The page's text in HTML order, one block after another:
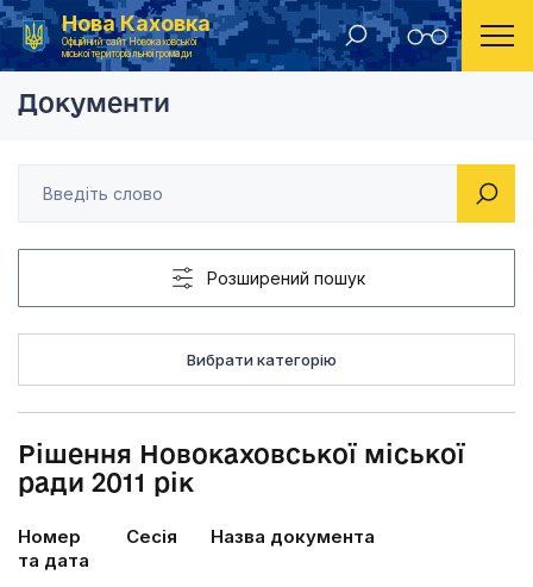
Нова Каховка
Офіційний сайт Новокаховської
міської територіальної громади
Головна Рішення Новокаховської міської ради 2011 рік
Документи
Розширений пошук
Вибрати категорію
Рішення Новокаховської міської
ради 2011 рік
Номер
та дата
Сесія Назва документа